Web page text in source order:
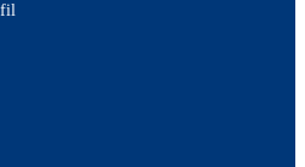
fil